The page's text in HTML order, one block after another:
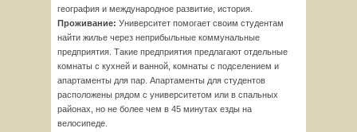
география и международное развитие, история.
Проживание: Университет помогает своим студентам
найти жилье через неприбыльные коммунальные
предприятия. Такие предприятия предлагают отдельные
комнаты с кухней и ванной, комнаты с подселением и
апартаменты для пар. Апартаменты для студентов
расположены рядом с университетом или в спальных
районах, но не более чем в 45 минутах езды на
велосипеде.